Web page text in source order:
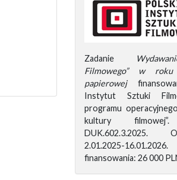
Zadanie
Filmowego” w
papierowej
Instytut Sztuki
programu
kultury
DUK.602.3.2025.
2.01.2025-
finansowania: 26 000